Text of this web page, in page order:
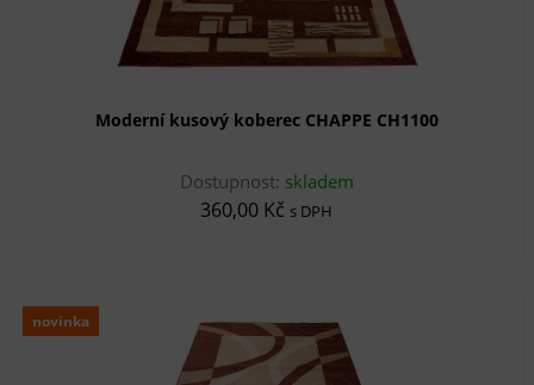
Moderní kusový koberec CHAPPE CH1100
Dostupnost: skladem
360,00 Kč s DPH
novinka